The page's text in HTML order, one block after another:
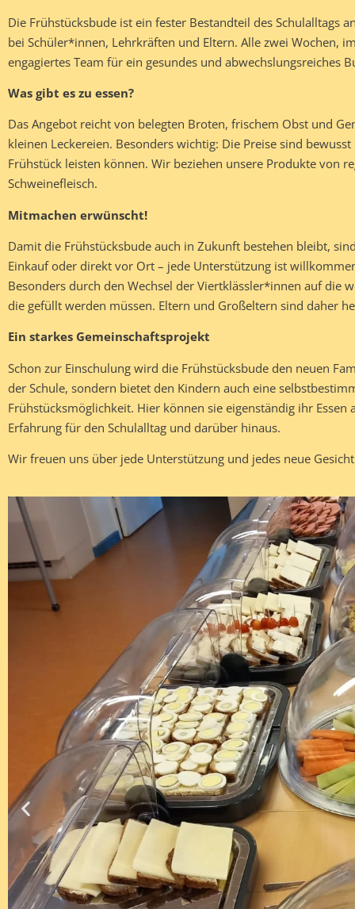
Die Frühstücksbude ist ein fester Bestandteil des Schulalltags
bei Schüler*innen, Lehrkräften und Eltern. Alle zwei Wochen,
engagiertes Team für ein gesundes und abwechslungsreiches
Was gibt es zu essen?
Das Angebot reicht von belegten Broten, frischem Obst und
kleinen Leckereien. Besonders wichtig: Die Preise sind
Frühstück leisten können. Wir beziehen unsere Produkte von
Schweinefleisch.
Mitmachen erwünscht!
Damit die Frühstücksbude auch in Zukunft bestehen bleibt,
Einkauf oder direkt vor Ort – jede Unterstützung ist
Besonders durch den Wechsel der Viertklässler*innen auf die
die gefüllt werden müssen. Eltern und Großeltern sind daher
Ein starkes Gemeinschaftsprojekt
Schon zur Einschulung wird die Frühstücksbude den neuen
der Schule, sondern bietet den Kindern auch eine
Frühstücksmöglichkeit. Hier können sie eigenständig ihr
Erfahrung für den Schulalltag und darüber hinaus.
Wir freuen uns über jede Unterstützung und jedes neue